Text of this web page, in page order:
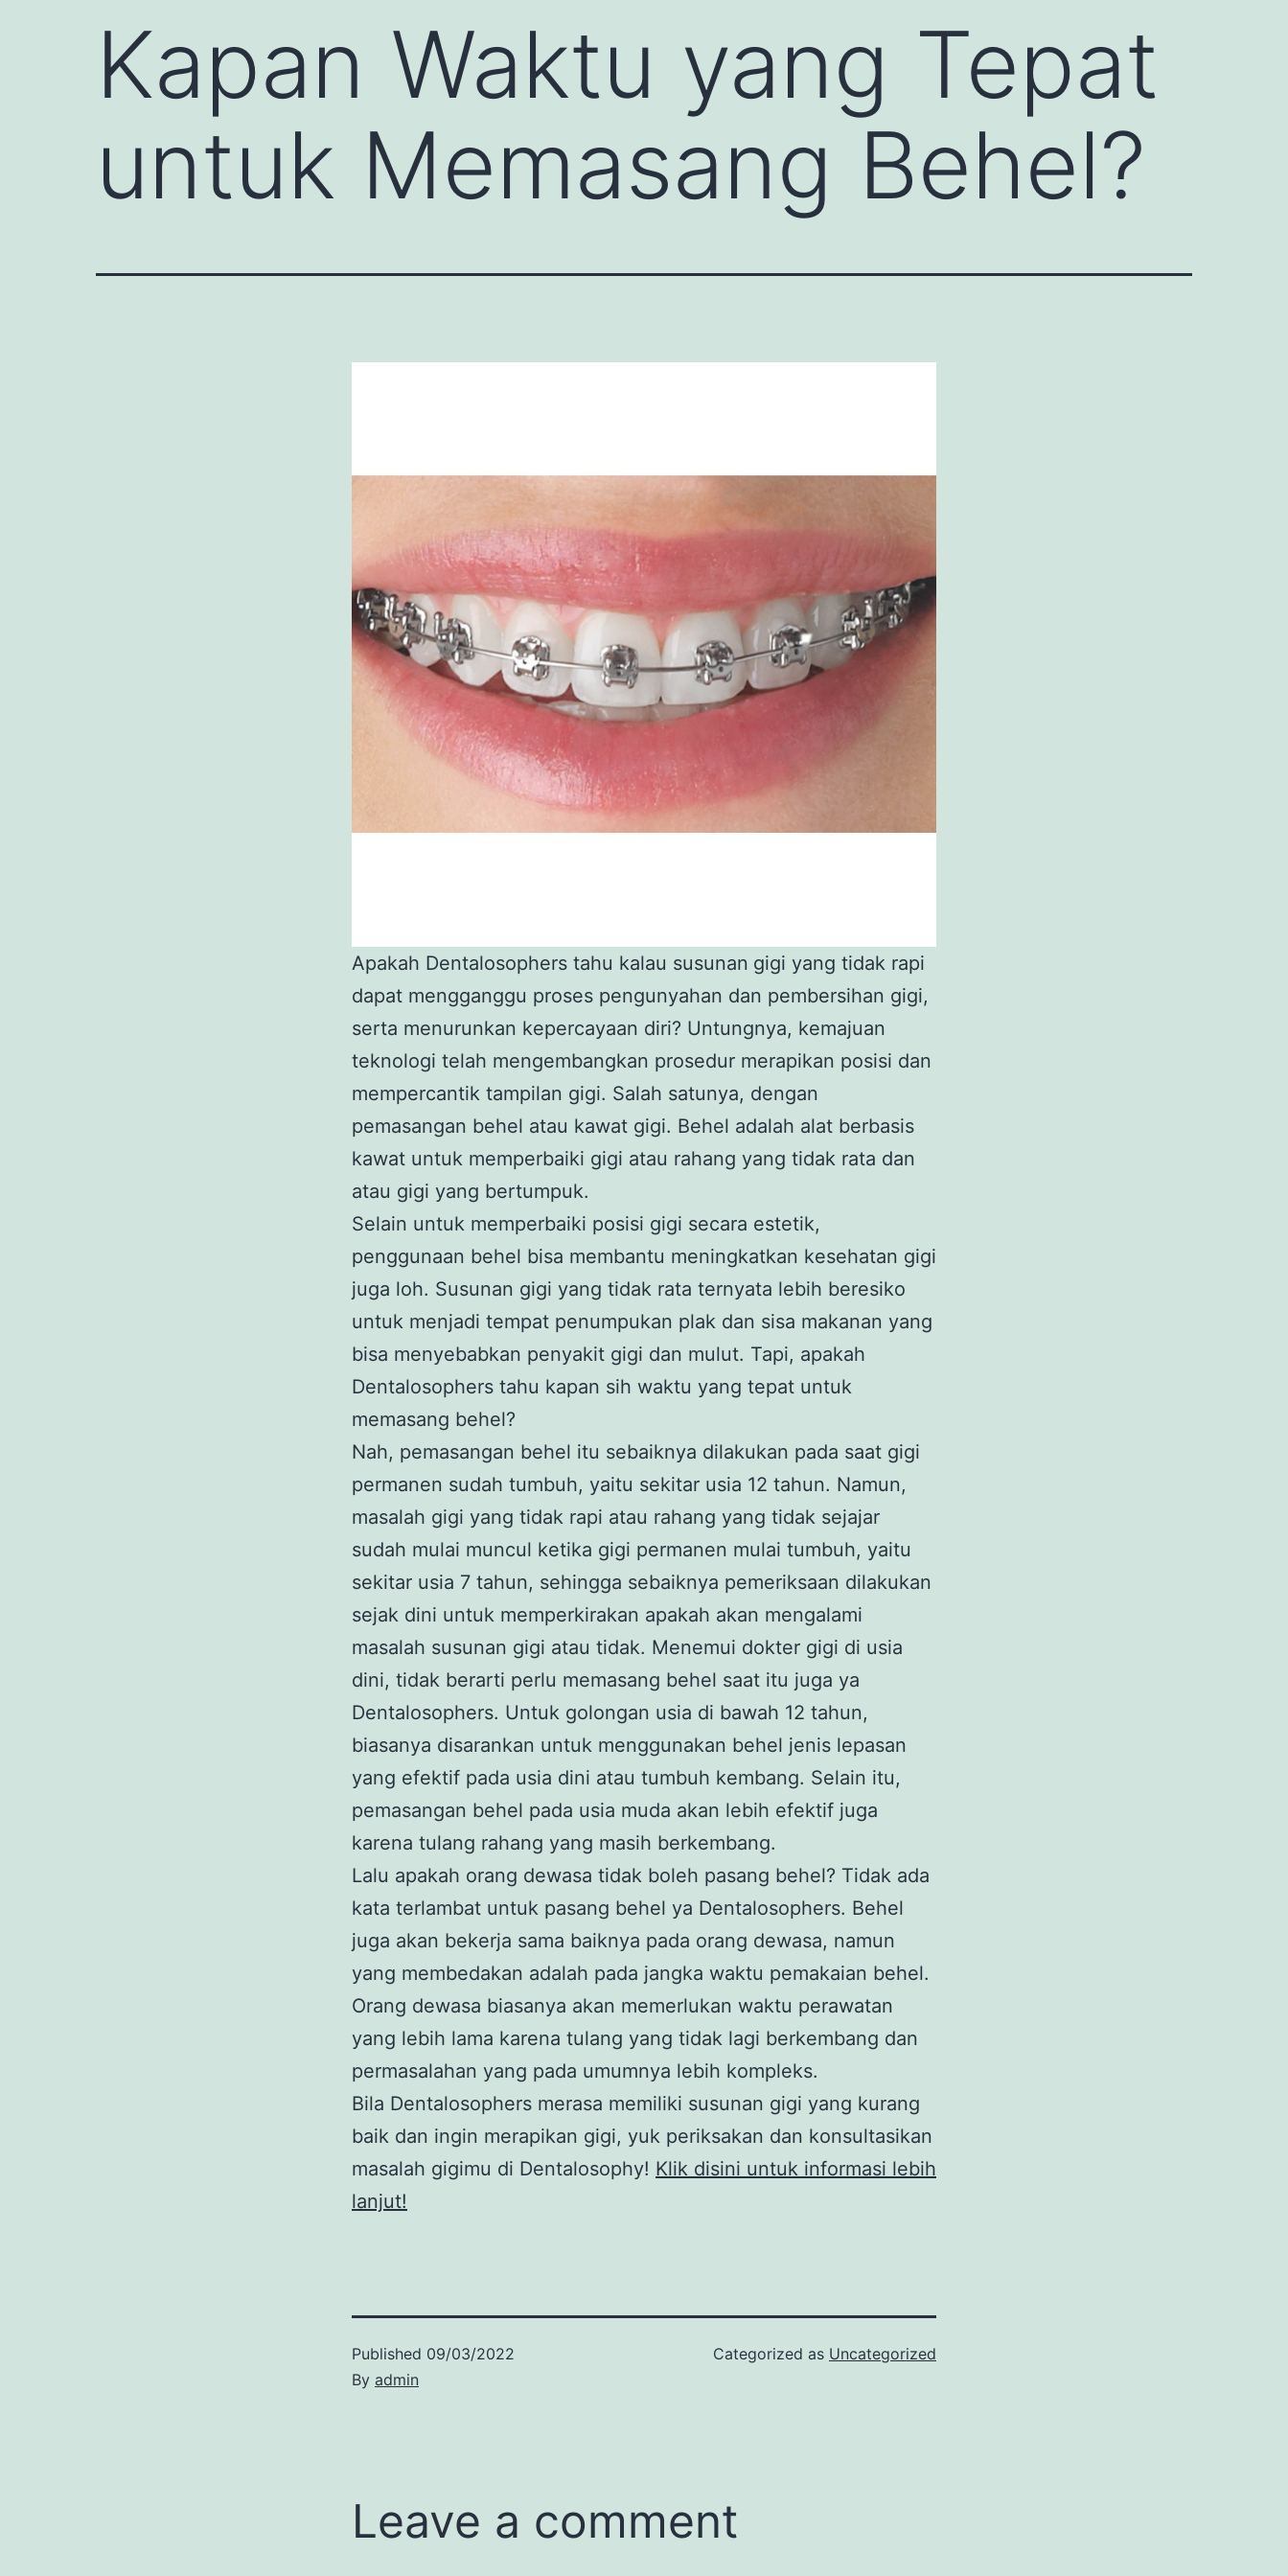
Kapan Waktu yang Tepat
untuk Memasang Behel?
Apakah Dentalosophers tahu kalau susunan gigi yang tidak rapi
dapat mengganggu proses pengunyahan dan pembersihan gigi,
serta menurunkan kepercayaan diri? Untungnya, kemajuan
teknologi telah mengembangkan prosedur merapikan posisi dan
mempercantik tampilan gigi. Salah satunya, dengan
pemasangan behel atau kawat gigi. Behel adalah alat berbasis
kawat untuk memperbaiki gigi atau rahang yang tidak rata dan
atau gigi yang bertumpuk.
Selain untuk memperbaiki posisi gigi secara estetik,
penggunaan behel bisa membantu meningkatkan kesehatan gigi
juga loh. Susunan gigi yang tidak rata ternyata lebih beresiko
untuk menjadi tempat penumpukan plak dan sisa makanan yang
bisa menyebabkan penyakit gigi dan mulut. Tapi, apakah
Dentalosophers tahu kapan sih waktu yang tepat untuk
memasang behel?
Nah, pemasangan behel itu sebaiknya dilakukan pada saat gigi
permanen sudah tumbuh, yaitu sekitar usia 12 tahun. Namun,
masalah gigi yang tidak rapi atau rahang yang tidak sejajar
sudah mulai muncul ketika gigi permanen mulai tumbuh, yaitu
sekitar usia 7 tahun, sehingga sebaiknya pemeriksaan dilakukan
sejak dini untuk memperkirakan apakah akan mengalami
masalah susunan gigi atau tidak. Menemui dokter gigi di usia
dini, tidak berarti perlu memasang behel saat itu juga ya
Dentalosophers. Untuk golongan usia di bawah 12 tahun,
biasanya disarankan untuk menggunakan behel jenis lepasan
yang efektif pada usia dini atau tumbuh kembang. Selain itu,
pemasangan behel pada usia muda akan lebih efektif juga
karena tulang rahang yang masih berkembang.
Lalu apakah orang dewasa tidak boleh pasang behel? Tidak ada
kata terlambat untuk pasang behel ya Dentalosophers. Behel
juga akan bekerja sama baiknya pada orang dewasa, namun
yang membedakan adalah pada jangka waktu pemakaian behel.
Orang dewasa biasanya akan memerlukan waktu perawatan
yang lebih lama karena tulang yang tidak lagi berkembang dan
permasalahan yang pada umumnya lebih kompleks.
Bila Dentalosophers merasa memiliki susunan gigi yang kurang
baik dan ingin merapikan gigi, yuk periksakan dan konsultasikan
masalah gigimu di Dentalosophy! Klik disini untuk informasi lebih
lanjut!
Published 09/03/2022
By admin
Categorized as Uncategorized
Leave a comment